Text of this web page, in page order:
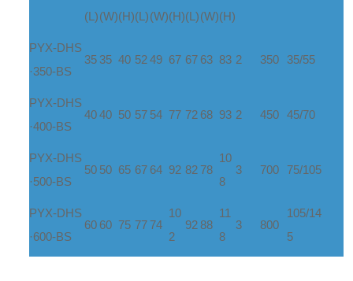
(L)(W)(H)(L)(W)(H)(L)(W)(H)
PYX-DHS
·350-BS
3535 40 5249 67 67 63 83 2 350 35/55
PYX-DHS
·400-BS
4040 50 57 54 77 72 68 93 2 450 45/70
PYX-DHS
·500-BS
50 50 65 67 64 92 82 78
10
8
3 700 75/105
PYX-DHS
·600-BS
60 60 75 77 74
10
2
9288
11
8
3 800
105/14
5